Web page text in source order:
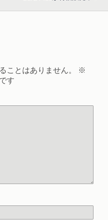
ことはありません。
※
す